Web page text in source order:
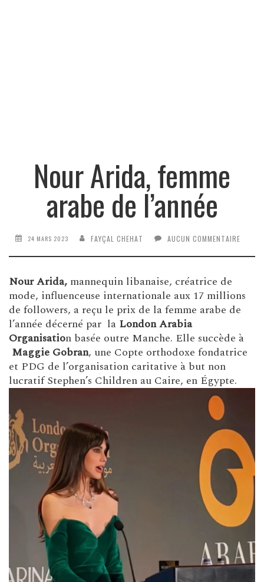
Nour Arida, femme
arabe de l’année
24 MARS 2023 FAYÇAL CHEHAT AUCUN COMMENTAIRE
Nour Arida, mannequin libanaise, créatrice de
mode, influenceuse internationale aux 17 millions
de followers, a reçu le prix de la femme arabe de
l’année décerné par la London Arabia
Organisation basée outre Manche. Elle succède à
Maggie Gobran, une Copte orthodoxe fondatrice
et PDG de l’organisation caritative à but non
lucratif Stephen’s Children au Caire, en Égypte.